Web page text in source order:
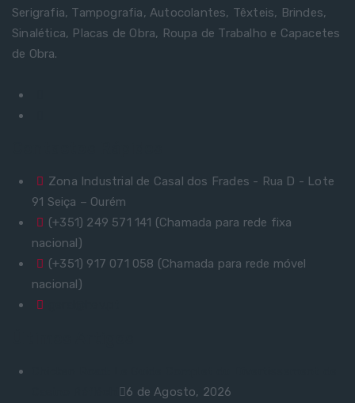
Serigrafia, Tampografia, Autocolantes, Têxteis, Brindes,
Sinalética, Placas de Obra, Roupa de Trabalho e Capacetes
de Obra.
Zona Industrial de Casal dos Frades - Rua D - Lote
91 Seiça – Ourém
(+351) 249 571 141 (Chamada para rede fixa
nacional)
(+351) 917 071 058 (Chamada para rede móvel
nacional)
6 de Agosto, 2026